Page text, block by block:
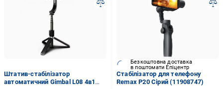
Штатив-стабілізатор
автоматичний Gimbal L08 4в1
Безкоштовна доставка
в поштомати Епіцентр
Стабілізатор для телефону
Remax P20 Сірий (11908747)